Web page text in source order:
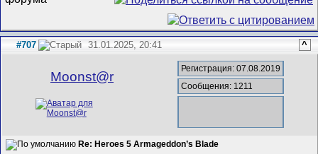
#707 31.01.2025, 20:41 ^
Mооnst@r
Регистрация: 07.08.2019
Сообщения: 1211
Re: Heroes 5 Armageddon’s Blade